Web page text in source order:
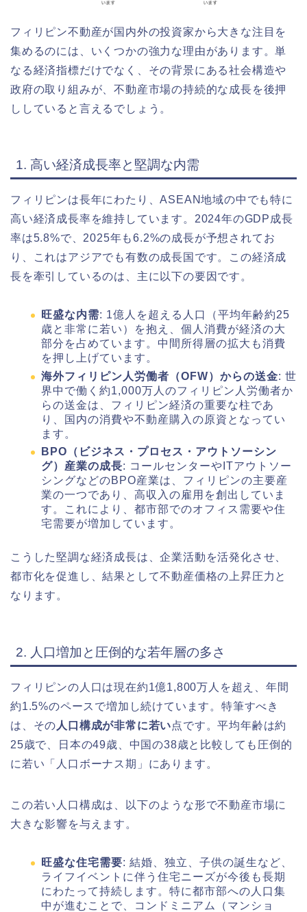
フィリピン不動産が国内外の投資家から大きな注目を
集めるのには、いくつかの強力な理由があります。単
なる経済指標だけでなく、その背景にある社会構造や
政府の取り組みが、不動産市場の持続的な成長を後押
ししていると言えるでしょう。
1. 高い経済成長率と堅調な内需
フィリピンは長年にわたり、ASEAN地域の中でも特に
高い経済成長率を維持しています。2024年のGDP成長
率は5.8%で、2025年も6.2%の成長が予想されてお
り、これはアジアでも有数の成長国です。この経済成
長を牽引しているのは、主に以下の要因です。
旺盛な内需: 1億人を超える人口（平均年齢約25
歳と非常に若い）を抱え、個人消費が経済の大
部分を占めています。中間所得層の拡大も消費
を押し上げています。
海外フィリピン人労働者（OFW）からの送金: 世
界中で働く約1,000万人のフィリピン人労働者か
らの送金は、フィリピン経済の重要な柱であ
り、国内の消費や不動産購入の原資となってい
ます。
BPO（ビジネス・プロセス・アウトソーシン
グ）産業の成長: コールセンターやITアウトソー
シングなどのBPO産業は、フィリピンの主要産
業の一つであり、高収入の雇用を創出していま
す。これにより、都市部でのオフィス需要や住
宅需要が増加しています。
こうした堅調な経済成長は、企業活動を活発化させ、
都市化を促進し、結果として不動産価格の上昇圧力と
なります。
2. 人口増加と圧倒的な若年層の多さ
フィリピンの人口は現在約1億1,800万人を超え、年間
約1.5%のペースで増加し続けています。特筆すべき
は、その 人口構成が非常に若い点です。平均年齢は約
25歳で、日本の49歳、中国の38歳と比較しても圧倒的
に若い「人口ボーナス期」にあります。
この若い人口構成は、以下のような形で不動産市場に
大きな影響を与えます。
旺盛な住宅需要: 結婚、独立、子供の誕生など、
ライフイベントに伴う住宅ニーズが今後も長期
にわたって持続します。特に都市部への人口集
中が進むことで、コンドミニアム（マンショ